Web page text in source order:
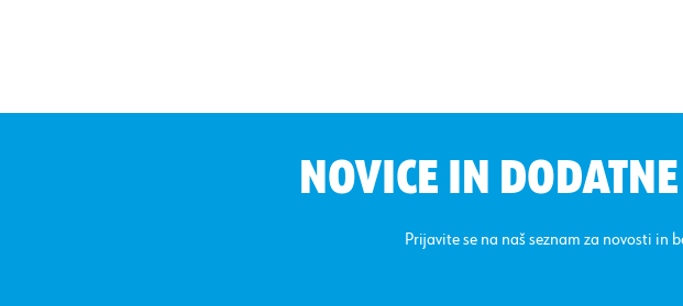
NOVICE IN
Prijavite se na naš seznam za novosti in